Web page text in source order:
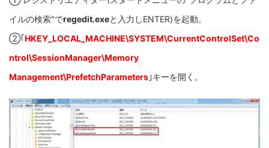
イルの検索"でregedit.exeと入力しENTER)を起動。
②｢HKEY_LOCAL_MACHINE\SYSTEM\CurrentControlSet\Co
ntrol\SessionManager\Memory
Management\PrefetchParameters ｣キーを開く。